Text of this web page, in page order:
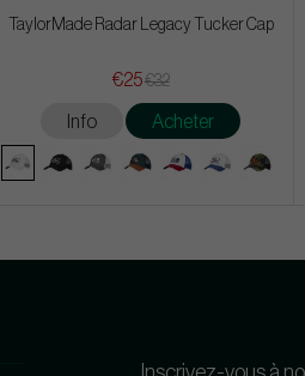
TaylorMade Radar Legacy Tucker Cap
€25€32
Info Acheter